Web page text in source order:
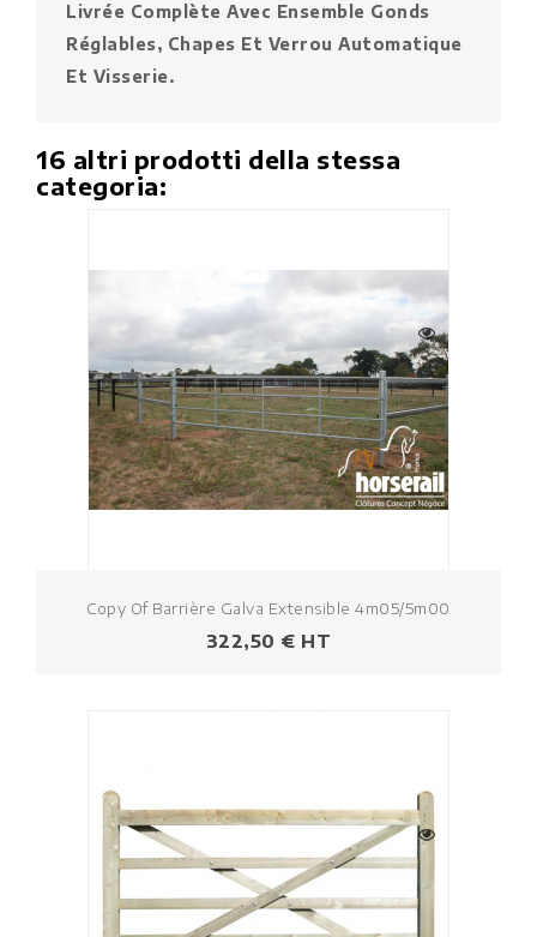
Livrée Complète Avec Ensemble Gonds
Réglables, Chapes Et Verrou Automatique
Et Visserie.
16 altri prodotti della stessa
categoria:
Copy Of Barrière Galva Extensible 4m05/5m00
Prezzo
322,50 € HT